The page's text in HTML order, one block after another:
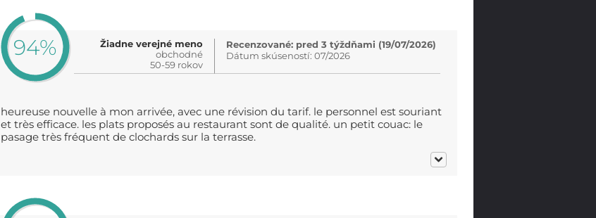
94%
Žiadne verejné meno
obchodné
50-59 rokov
Recenzované: pred 3 týždňami (19/07/2026)
Dátum skúseností: 07/2026
heureuse nouvelle à mon arrivée, avec une révision du tarif. le personnel est souriant
et très efficace. les plats proposés au restaurant sont de qualité. un petit couac: le
pasage très fréquent de clochards sur la terrasse.